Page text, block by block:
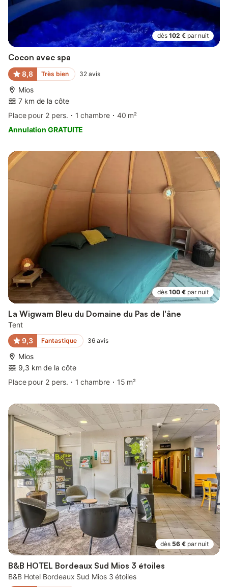
dès 102 € par nuit
Cocon avec spa
8,8 Très bien 32 avis
Mios
7 km de la côte
Place pour 2 pers.
1 chambre
40 m²
Annulation GRATUITE
dès 100 € par nuit
La Wigwam Bleu du Domaine du Pas de l'âne
Tent
9,3
Fantastique 36 avis
Mios
9,3 km de la côte
Place pour 2 pers.
1 chambre 15 m²
dès 56 € par nuit
B&B HOTEL Bordeaux Sud Mios 3 étoiles
B&B Hotel Bordeaux Sud Mios 3 étoiles